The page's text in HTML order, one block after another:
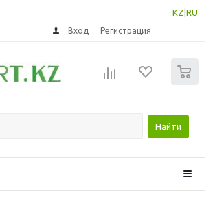
KZ RU
Вход Регистрация
Найти